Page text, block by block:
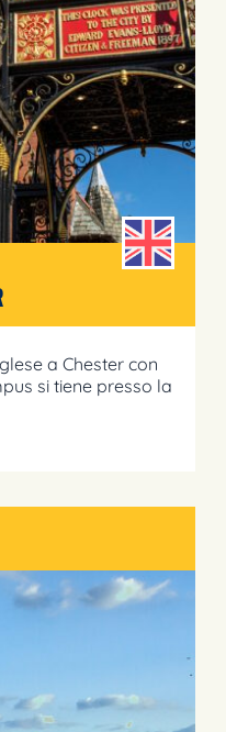
a Chester con
si tiene presso la